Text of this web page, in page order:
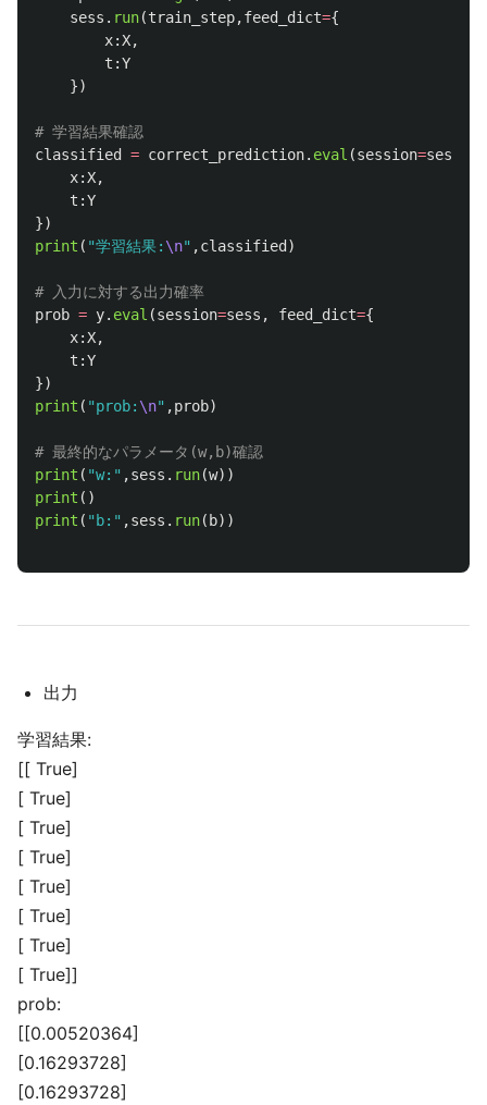
sess . run(train_step,feed_dict={
x:X,
t :Y
})
classified
= correct_prediction. eval (session=sess
x:X,
t :Y
})
print ( "学習結果: \n" ,classified )
prob = y. eval (session=sess , feed_dict={
x:X,
t :Y
})
print ( "prob: \n" ,prob)
print ( "w: " ,sess . run(w))
print ()
print ( " b: " ,sess . run( b))
出力
学習結果:
[[ True]
[ True]
[ True]
[ True]
[ True]
[ True]
[ True]
[ True]]
prob:
[[0.00520364]
[0.16293728]
[0.16293728]